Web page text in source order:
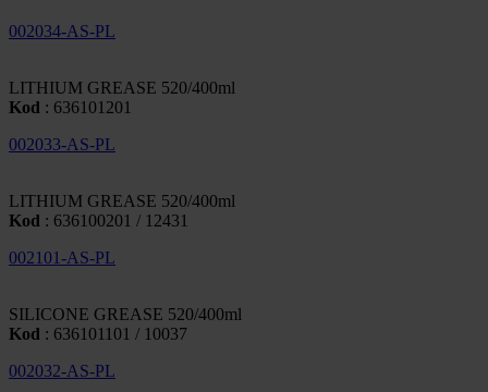
002034-AS-PL
LITHIUM GREASE 520/400ml
Kod : 636101201
002033-AS-PL
LITHIUM GREASE 520/400ml
Kod : 636100201 / 12431
002101-AS-PL
SILICONE GREASE 520/400ml
Kod : 636101101 / 10037
002032-AS-PL